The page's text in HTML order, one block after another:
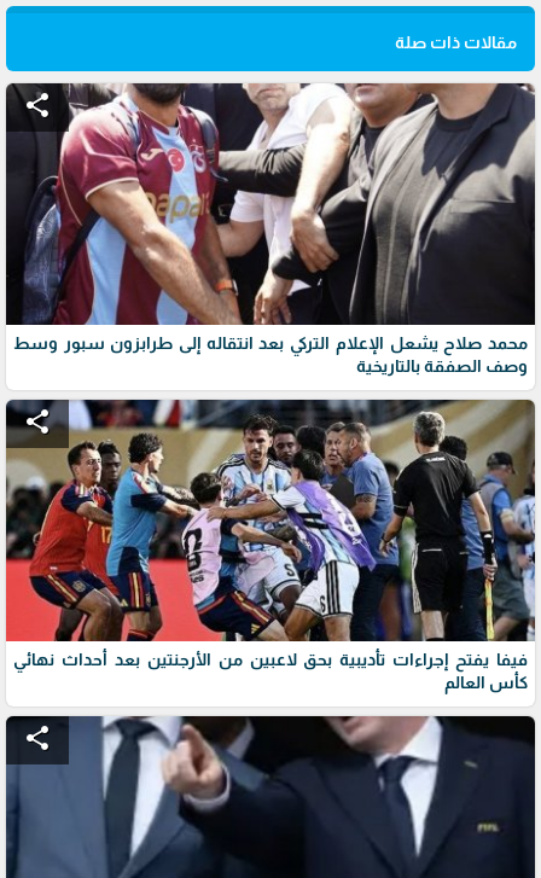
مقالات ذات صلة
share
محمد صلاح يشعل الإعلام التركي بعد انتقاله إلى طرابزون سبور وسط
وصف الصفقة بالتاريخية
share
فيفا يفتح إجراءات تأديبية بحق لاعبين من الأرجنتين بعد أحداث نهائي
كأس العالم
share